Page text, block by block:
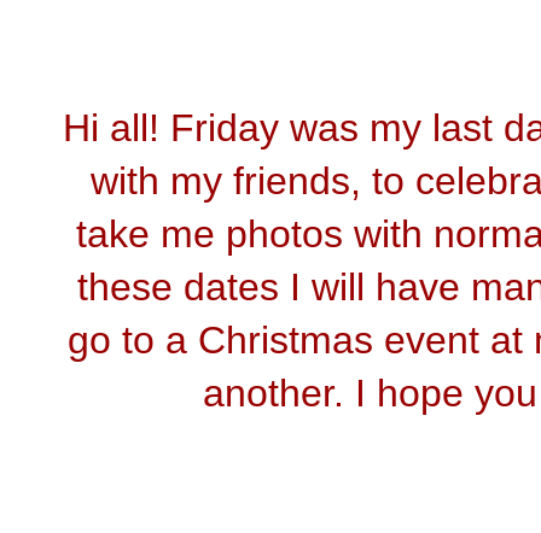
Hi all! Friday was my last
with my friends, to
take me photos with
these dates I will have
go to a Christmas event at
another. I hope